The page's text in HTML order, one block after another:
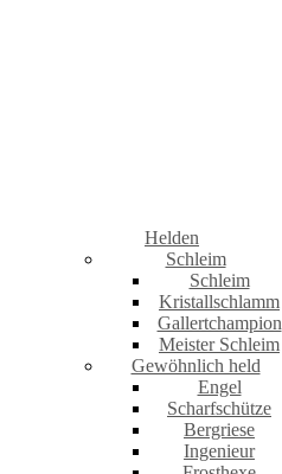
Helden
Schleim
Schleim
Kristallschlamm
Gallertchampion
Meister Schleim
Gewöhnlich held
Engel
Scharfschütze
Bergriese
Ingenieur